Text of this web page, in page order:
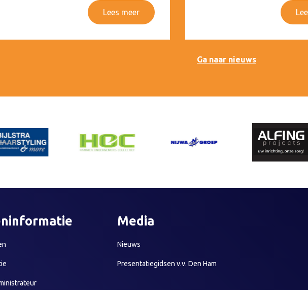
Lees meer
Ga naar nieuws
Media
Nieuws
Presentatiegidsen v.v. Den Ham